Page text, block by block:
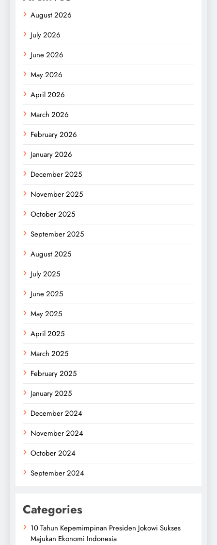
August 2026
July 2026
June 2026
May 2026
April 2026
March 2026
February 2026
January 2026
December 2025
November 2025
October 2025
September 2025
August 2025
July 2025
June 2025
May 2025
April 2025
March 2025
February 2025
January 2025
December 2024
November 2024
October 2024
September 2024
Categories
10 Tahun Kepemimpinan Presiden Jokowi Sukses
Majukan Ekonomi Indonesia